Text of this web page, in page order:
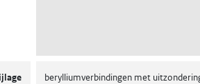
berylliumverbindingen met